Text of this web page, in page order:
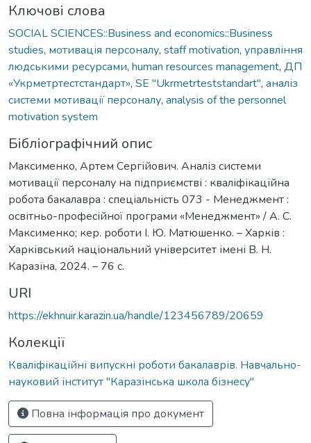
Ключові слова
SOCIAL SCIENCES::Business and economics::Business
studies, мотивація персоналу, staff motivation, управління
людськими ресурсами, human resources management, ДП
«Укрметртестстандарт», SE "Ukrmetrteststandart", аналіз
системи мотивації персоналу, analysis of the personnel
motivation system
Бібліографічний опис
Максименко, Артем Сергійович. Аналіз системи
мотивації персоналу на підприємстві : кваліфікаційна
робота бакалавра : спеціальність 073 - Менеджмент :
освітньо-професійної програми «Менеджмент» / А. С.
Максименко; кер. роботи І. Ю. Матюшенко. – Харків :
Харківський національний університет імені В. Н.
Каразіна, 2024. – 76 с.
URI
https://ekhnuir.karazin.ua/handle/123456789/20659
Колекції
Кваліфікаційні випускні роботи бакалаврів. Навчально-
науковий інститут "Каразінська школа бізнесу"
Повна інформація про документ